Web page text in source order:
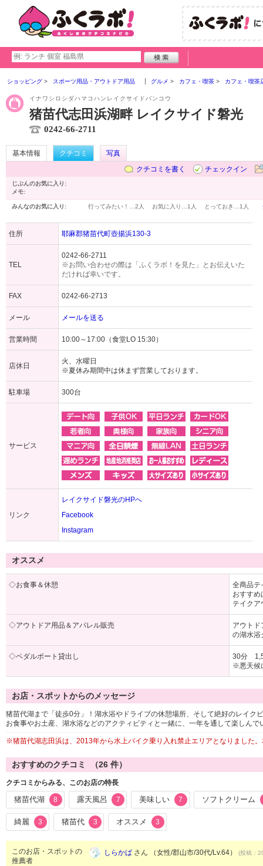
ショッピング スポーツ用品・アウトドア用品 グルメ カフェ・喫茶 カフェ・喫茶
イナワシロシダハマコハンレイクサイドバンコウ
猪苗代志田浜湖畔 レイクサイド磐光
0242-66-2711
基本情報 クチコミ
写真
クチコミを書く
チェックイン
じぶんのお気に入り:
メモ:
みんなのお気に入り: 行ってみたい！… 2人 お気に入り… 1人 とっておき… 1人
住所 耶麻郡猪苗代町壺揚浜130-3
TEL
0242-66-2711
※お問い合わせの際は「ふくラボ！を見た」とお伝えいた
だければ幸いです。
FAX 0242-66-2713
メール メールを送る
営業時間 10:00～17:00（食堂LO 15:30）
店休日
火、水曜日
※夏休み期間中は休まず営業しております。
駐車場 300台
サービス
リンク
レイクサイド磐光のHPへ
Facebook
Instagram
オススメ
◇お食事＆休憩
全商品テ
おすすめ
テイクア
◇アウトドア用品＆アパレル販売
アウトド
の湖水浴
◇ペダルボート貸出し
30分
※悪天候
お店・スポットからのメッセージ
猪苗代湖まで「徒歩0分」！湖水浴やドライブの休憩場所、そして絶好のレイク
お食事やお土産、湖水浴などのアクティビティと一緒に、一年を通して楽しんで
※猪苗代湖志田浜は、2013年から水上バイク乗り入れ禁止エリアとなりました
おすすめのクチコミ （26 件）
クチコミからみる、このお店の特長
猪苗代湖 8 露天風呂 7 美味しい 7 ソフトクリーム
綺麗 3 猪苗代 3 オススメ 3
このお店・スポットの
推薦者
しらかば さん （女性/郡山市/30代/Lv.64） (投稿：